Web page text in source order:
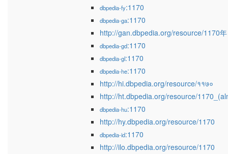
dbpedia-fy:1170
dbpedia-ga:1170
http://gan.dbpedia.org/resource/1170年
dbpedia-gd:1170
dbpedia-gl:1170
dbpedia-he:1170
http://hi.dbpedia.org/resource/११७०
http://ht.dbpedia.org/resource/
dbpedia-hu:1170
http://hy.dbpedia.org/resource/1170
dbpedia-id:1170
http://ilo.dbpedia.org/resource/1170